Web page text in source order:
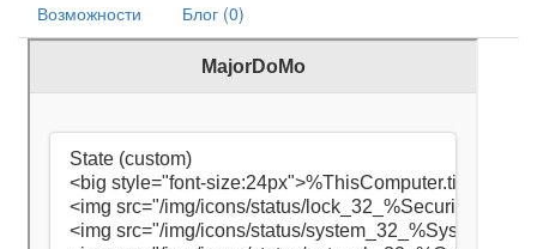
Возможности Блог (0)